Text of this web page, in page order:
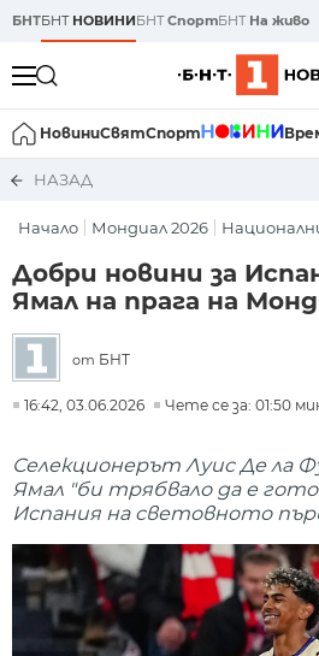
БНТБНТ НОВИНИБНТСпортБНТ На живо
НовиниСвятСпорт
НАЗАД
Начало Мондиал 2026
Добри новини за
Ямал на прага на
от БНТ
16:42, 03.06.2026 Чете се за: 01:50
Селекционерът Луис Де ла
Ямал "би трябвало да е
Испания на световното